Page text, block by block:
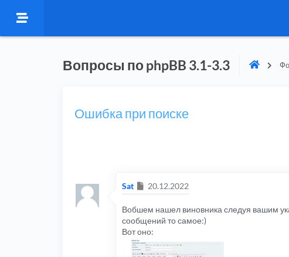
Вопросы по phpBB 3.1-3.3
Ошибка при поиске
Sat Сообщение
20.12.2022
Вобшем нашел виновника следуя вашим
сообщений то самое:)
Вот оно: